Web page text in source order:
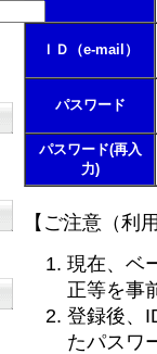
ＩＤ（e-mail）
パスワード
パスワード(再入
力)
【ご注意（利
現在、ベ
正等を事
登録後、
たパスワ